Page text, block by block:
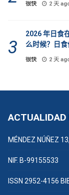
很快 2 天
2026 年日食
么时候？日食
很快 2 天
MÉNDEZ NÚÑEZ
NIF. B-99155533
ISSN 2952-4156